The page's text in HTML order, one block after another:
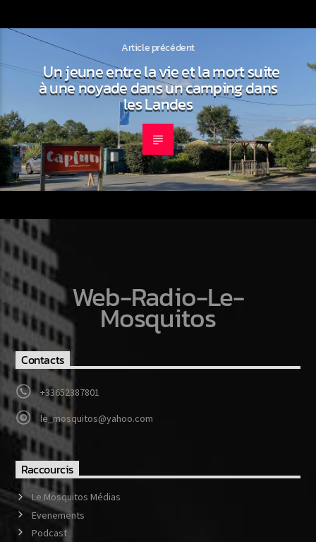
Article précédent
Un jeune entre la vie et la mort suite
à une noyade dans un camping dans
les Landes
Web-Radio-Le-
Mosquitos
Contacts
+33652387801
le_mosquitos@yahoo.com
Raccourcis
Le Mosquitos Médias
Evenements
Podcast